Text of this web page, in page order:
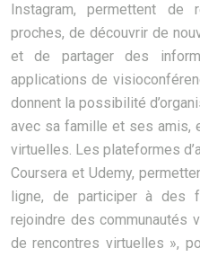
Instagram, permettent
proches, de découvrir de
et de partager des
applications de
donnent la possibilité
avec sa famille et ses amis,
virtuelles. Les plateformes
Coursera et Udemy,
ligne, de participer à des
rejoindre des communautés
de rencontres virtuelles »,